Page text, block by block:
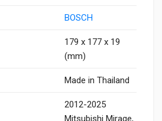
BOSCH
179 x 177 x 19
(mm)
Made in Thailand
2012-2025
Mitsubishi Mirage,